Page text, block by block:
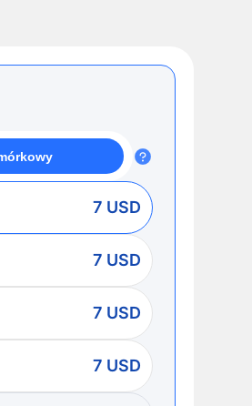
7 USD
7 USD
7 USD
7 USD